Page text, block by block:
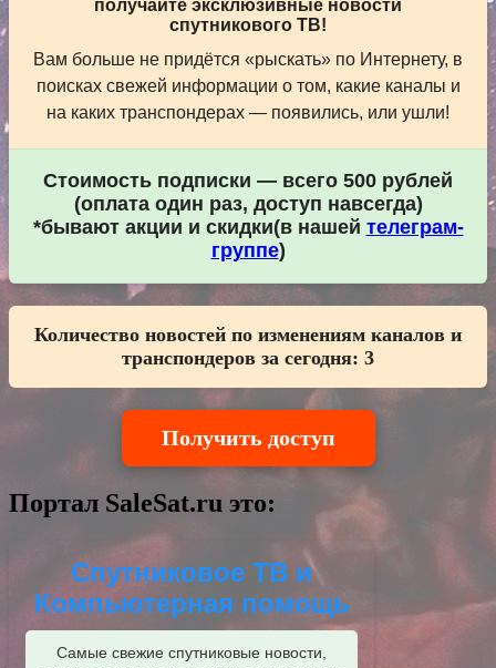
получайте эксклюзивные новости
спутникового ТВ!
Вам больше не придётся «рыскать» по Интернету, в
поисках свежей информации о том, какие каналы и
на каких транспондерах — появились, или ушли!
Стоимость подписки — всего 500 рублей
(оплата один раз, доступ навсегда)
*бывают акции и скидки(в нашей телеграм-
группе)
Количество новостей по изменениям каналов и
транспондеров за сегодня: 3
Получить доступ
Портал SaleSat.ru это:
Спутниковое ТВ и
Компьютерная помощь
Самые свежие спутниковые новости,